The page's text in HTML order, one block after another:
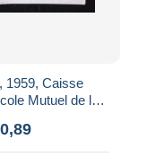
1959, Caisse
Mutuel de la